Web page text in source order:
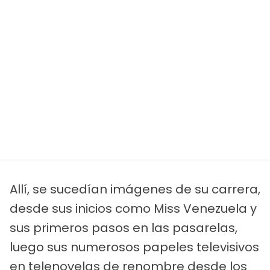
Allí, se sucedían imágenes de su carrera,
desde sus inicios como Miss Venezuela y
sus primeros pasos en las pasarelas,
luego sus numerosos papeles televisivos
en telenovelas de renombre desde los